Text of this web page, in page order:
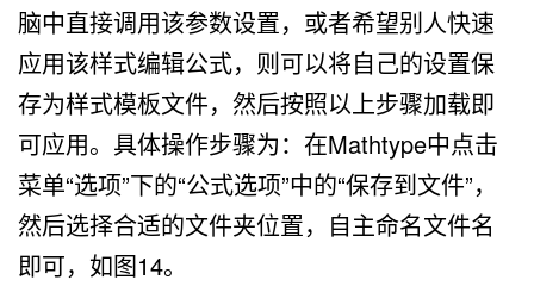
脑中直接调用该参数设置，或者希望别人快速
应用该样式编辑公式，则可以将自己的设置保
存为样式模板文件，然后按照以上步骤加载即
可应用。具体操作步骤为：在Mathtype中点击
菜单“选项”下的“公式选项”中的“保存到文件”，
然后选择合适的文件夹位置，自主命名文件名
即可，如图14。